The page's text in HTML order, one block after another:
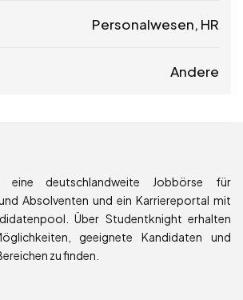
Personalwesen, HR
Andere
eine deutschlandweite Jobbörse für
Absolventen und ein Karriereportal mit
Über Studentknight erhalten
geeignete Kandidaten und
zu finden.